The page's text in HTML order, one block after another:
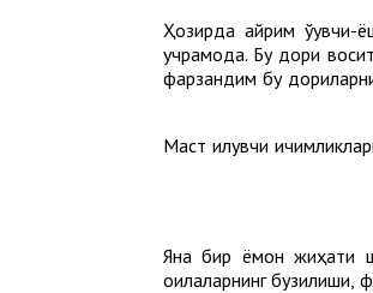
Ҳозирда айрим
учрамоқда. Бу дори
фарзандим бу
Маст қилувчи
Яна бир ёмон жиҳати
оилаларнинг бузилиши,